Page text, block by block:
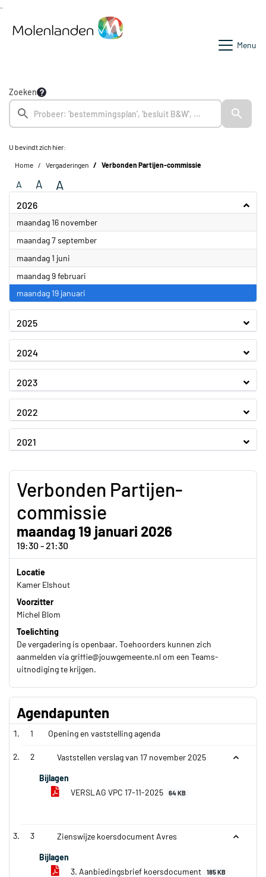
Menu
Zoeken
U bevindt zich hier:
Home Vergaderingen Verbonden Partijen-commissie
A A A
2026
maandag 16 november2026
maandag 7 september2026
maandag 1 juni
maandag 9 februari
maandag 19 januari
2025
2024
2023
2022
2021
Verbonden Partijen-
commissie
maandag 19 januari 2026
19:30 - 21:30
Locatie
Kamer Elshout
Voorzitter
Michel Blom
Toelichting
De vergadering is openbaar. Toehoorders kunnen zich
aanmelden via griffie@jouwgemeente.nl om een Teams-
uitnodiging te krijgen.
Agendapunten
1 Opening en vaststelling agenda
2 Vaststellen verslag van 17 november 2025
Bijlagen
VERSLAG VPC 17-11-2025
64 KB
3 Zienswijze koersdocument Avres
Bijlagen
3. Aanbiedingsbrief koersdocument
185 KB